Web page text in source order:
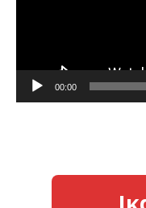
00:00